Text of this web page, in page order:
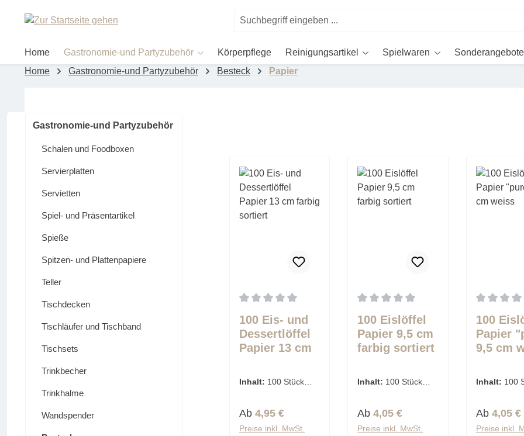
Hauptinhalt springen
Zur Suche springen
Home Gastronomie-und Partyzubehör Körperpflege Reinigungsartikel Spielwaren
Sonderangebote
Home
Gastronomie-und Partyzubehör Besteck Papier
Gastronomie-und Partyzubehör
Schalen und Foodboxen
Servierplatten
Servietten
Spiel- und Präsentartikel
Spieße
Spitzen- und Plattenpapiere
Teller
Tischdecken
Tischläufer und Tischband
Tischsets
Trinkbecher
Trinkhalme
Wandspender
100 Eis- und
Dessertlöffel
Papier 13 cm
Inhalt: 100 Stück
Regulärer Preis:
Ab 4,95 €
Preise inkl. MwSt.
100 Eislöffel
Papier 9,5 cm
farbig sortiert
Inhalt: 100 Stück
Regulärer Preis:
Ab4,05 €
Preise inkl. MwSt.
100
Papier
9,5 cm
Inhalt: 100
Regulärer
Ab 4,05 €
Preise inkl.